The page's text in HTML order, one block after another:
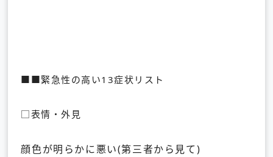
■■緊急性の高い13症状リスト
□表情・外見
顔色が明らかに悪い(第三者から見て)